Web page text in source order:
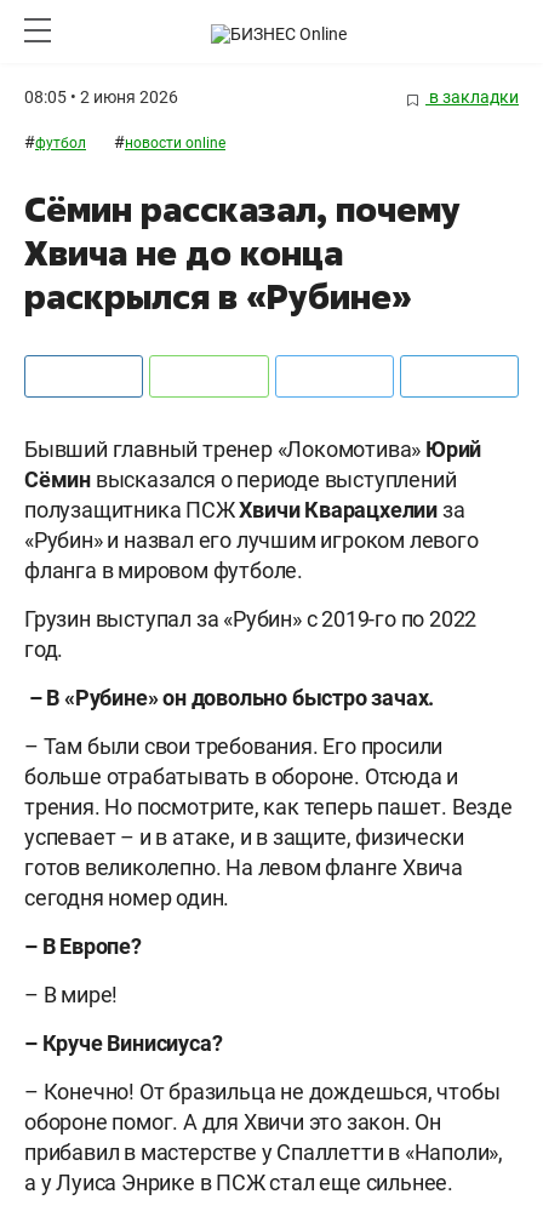
08:05 • 2 июня 2026 в закладки
#футбол #новости online
Сёмин рассказал, почему
Хвича не до конца
раскрылся в «Рубине»
Бывший главный тренер «Локомотива» Юрий
Сёмин высказался о периоде выступлений
полузащитника ПСЖХвичи Кварацхелииза
«Рубин» и назвал его лучшим игроком левого
фланга в мировом футболе.
Грузин выступал за «Рубин» с 2019-го по 2022
год.
– В «Рубине» он довольно быстро зачах.
– Там были свои требования. Его просили
больше отрабатывать в обороне. Отсюда и
трения. Но посмотрите, как теперь пашет. Везде
успевает – и в атаке, и в защите, физически
готов великолепно. На левом фланге Хвича
сегодня номер один.
– В Европе?
– В мире!
– Круче Винисиуса?
– Конечно! От бразильца не дождешься, чтобы
обороне помог. А для Хвичи это закон. Он
прибавил в мастерстве у Спаллетти в «Наполи»,
а у Луиса Энрике в ПСЖ стал еще сильнее.